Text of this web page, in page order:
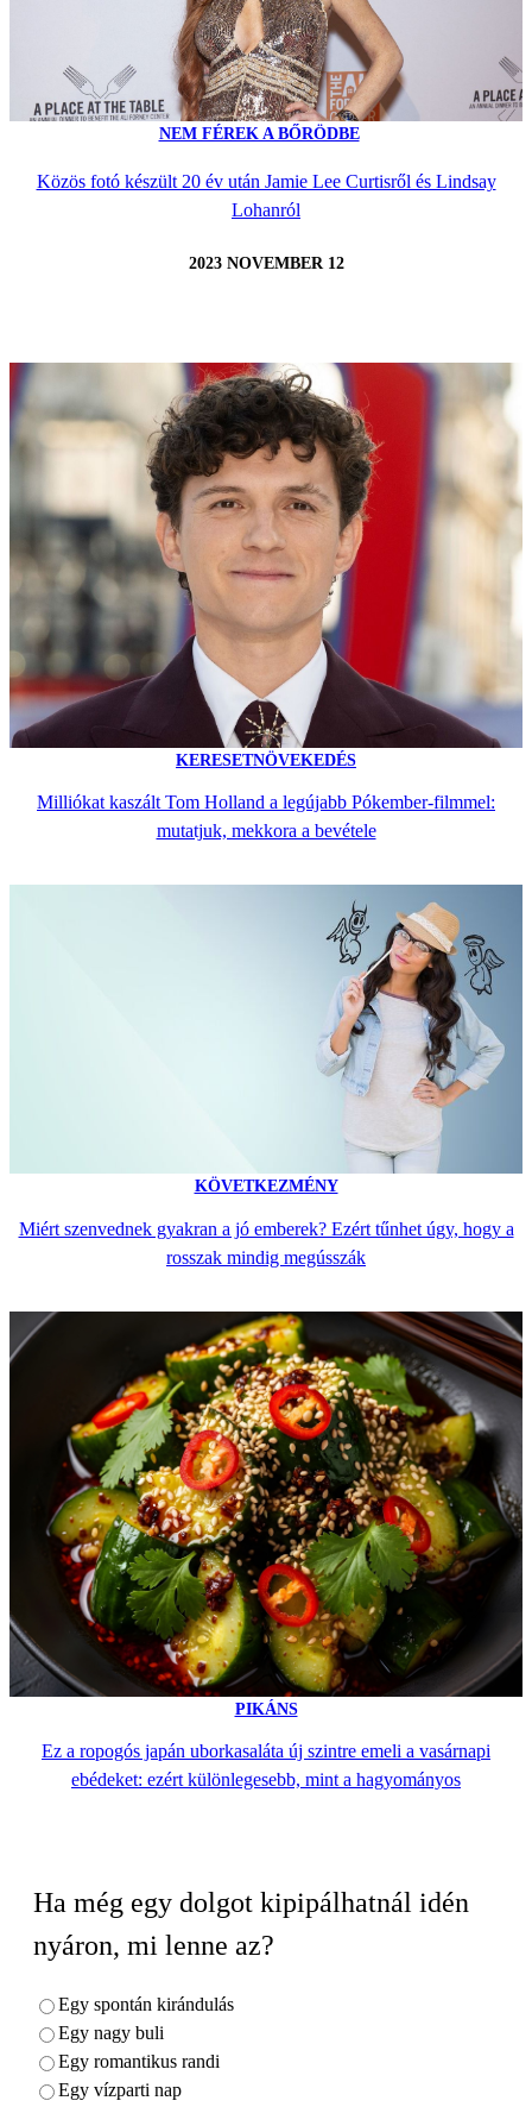
NEM FÉREK A BŐRÖDBE
Közös fotó készült 20 év után Jamie Lee Curtisről és Lindsay
Lohanról
2023 NOVEMBER 12
KERESETNÖVEKEDÉS
Milliókat kaszált Tom Holland a legújabb Pókember-filmmel:
mutatjuk, mekkora a bevétele
KÖVETKEZMÉNY
Miért szenvednek gyakran a jó emberek? Ezért tűnhet úgy, hogy a
rosszak mindig megússzák
PIKÁNS
Ez a ropogós japán uborkasaláta új szintre emeli a vasárnapi
ebédeket: ezért különlegesebb, mint a hagyományos
Ha még egy dolgot kipipálhatnál idén
nyáron, mi lenne az?
Egy spontán kirándulás
Egy nagy buli
Egy romantikus randi
Egy vízparti nap